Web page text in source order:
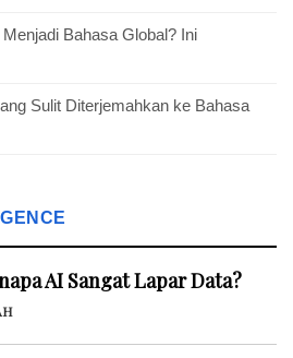
Bahasa Global? Ini
Sulit Diterjemahkan ke Bahasa
AI Sangat Lapar Data?